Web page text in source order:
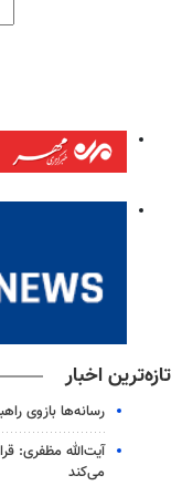
تازه‌ترین اخبار
رسانه‌ها بازوی
آیت‌الله مظفری:
می‌کند